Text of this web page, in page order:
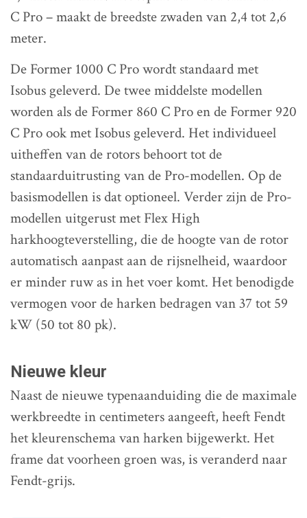
C Pro – maakt de breedste zwaden van 2,4 tot 2,6
meter.
De Former 1000 C Pro wordt standaard met
Isobus geleverd. De twee middelste modellen
worden als de Former 860 C Pro en de Former 920
C Pro ook met Isobus geleverd. Het individueel
uitheffen van de rotors behoort tot de
standaarduitrusting van de Pro-modellen. Op de
basismodellen is dat optioneel. Verder zijn de Pro-
modellen uitgerust met Flex High
harkhoogteverstelling, die de hoogte van de rotor
automatisch aanpast aan de rijsnelheid, waardoor
er minder ruw as in het voer komt. Het benodigde
vermogen voor de harken bedragen van 37 tot 59
kW (50 tot 80 pk).
Nieuwe kleur
Naast de nieuwe typenaanduiding die de maximale
werkbreedte in centimeters aangeeft, heeft Fendt
het kleurenschema van harken bijgewerkt. Het
frame dat voorheen groen was, is veranderd naar
Fendt-grijs.